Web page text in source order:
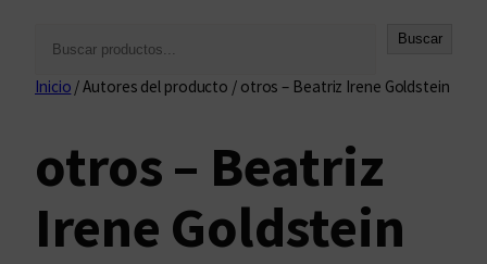
s
r
Buscar
Inicio / Autores del producto / otros – Beatriz Irene Goldstein
otros – Beatriz
Irene Goldstein